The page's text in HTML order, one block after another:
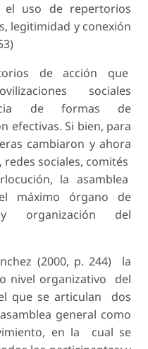
uso de repertorios
legitimidad y conexión
de acción que
sociales
de formas de
efectivas. Si bien, para
cambiaron y ahora
sociales, comités
la asamblea
máximo órgano de
organización del
(2000, p. 244) la
nivel organizativo del
que se articulan dos
general como
en la cual se